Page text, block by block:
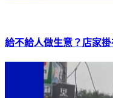
給不給人做生意？店家